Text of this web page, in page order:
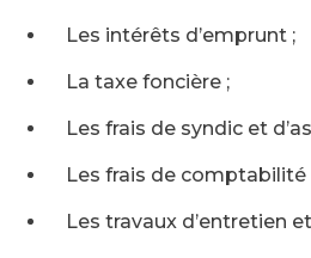
Les intérêts d’emprunt ;
La taxe foncière ;
Les frais de syndic et
Les frais de comptabilité
Les travaux d’entretien